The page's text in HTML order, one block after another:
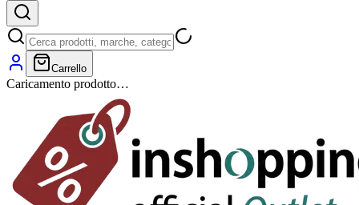
Carrello
Caricamento prodotto…